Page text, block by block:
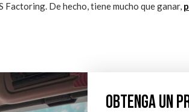
De hecho, tiene mucho que ganar,
OBTENGA UN